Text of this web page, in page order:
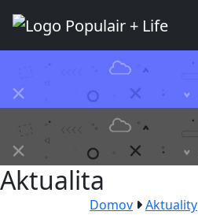
Aktualita
Domov Aktuality